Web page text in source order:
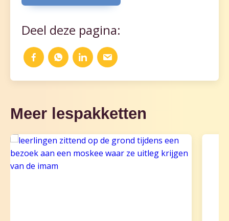
Deel deze pagina:
Meer lespakketten